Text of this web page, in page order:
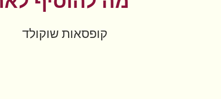
קופסאות שוקולד